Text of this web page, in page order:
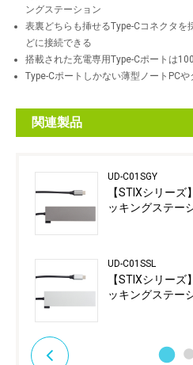
ングステーション
表裏どちらも挿せるType-Cコネクタを
どに接続できる
搭載された充電専用Type-Cポートは
Type-Cポートしかない薄型ノートPC
関連製品
UD-C01SGY
【STIXシリー
ッキングステー
UD-C01SSL
【STIXシリー
ッキングステー